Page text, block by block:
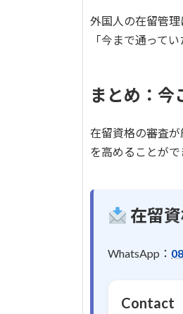
外国人の在留管理
「今まで通って
まとめ：今
在留資格の審査
を高めることがで
在留
WhatsApp：
Contact